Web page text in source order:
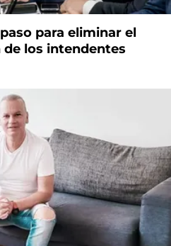
para eliminar el
los intendentes